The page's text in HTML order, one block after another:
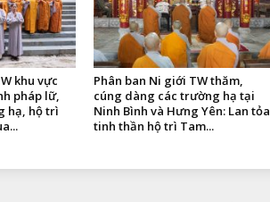
khu vực
pháp lữ,
hạ, hộ trì
Phân ban Ni giới TW thăm,
cúng dàng các trường hạ tại
Ninh Bình và Hưng Yên: Lan tỏa
tinh thần hộ trì Tam...